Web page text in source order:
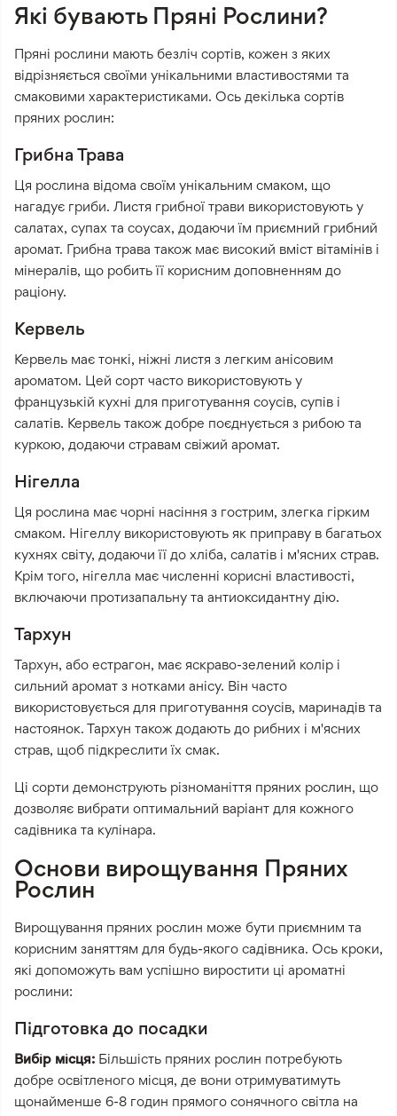
Які бувають Пряні Рослини?
Пряні рослини мають безліч сортів, кожен з яких
відрізняється своїми унікальними властивостями та
смаковими характеристиками. Ось декілька сортів
пряних рослин:
Грибна Трава
Ця рослина відома своїм унікальним смаком, що
нагадує гриби. Листя грибної трави використовують у
салатах, супах та соусах, додаючи їм приємний грибний
аромат. Грибна трава також має високий вміст вітамінів і
мінералів, що робить її корисним доповненням до
раціону.
Кервель
Кервель має тонкі, ніжні листя з легким анісовим
ароматом. Цей сорт часто використовують у
французькій кухні для приготування соусів, супів і
салатів. Кервель також добре поєднується з рибою та
куркою, додаючи стравам свіжий аромат.
Нігелла
Ця рослина має чорні насіння з гострим, злегка гірким
смаком. Нігеллу використовують як приправу в багатьох
кухнях світу, додаючи її до хліба, салатів і м'ясних страв.
Крім того, нігелла має численні корисні властивості,
включаючи протизапальну та антиоксидантну дію.
Тархун
Тархун, або естрагон, має яскраво-зелений колір і
сильний аромат з нотками анісу. Він часто
використовується для приготування соусів, маринадів та
настоянок. Тархун також додають до рибних і м'ясних
страв, щоб підкреслити їх смак.
Ці сорти демонструють різноманіття пряних рослин, що
дозволяє вибрати оптимальний варіант для кожного
садівника та кулінара.
Основи вирощування Пряних
Рослин
Вирощування пряних рослин може бути приємним та
корисним заняттям для будь-якого садівника. Ось кроки,
які допоможуть вам успішно виростити ці ароматні
рослини:
Підготовка до посадки
Вибір місця: Більшість пряних рослин потребують
добре освітленого місця, де вони отримуватимуть
щонайменше 6-8 годин прямого сонячного світла на